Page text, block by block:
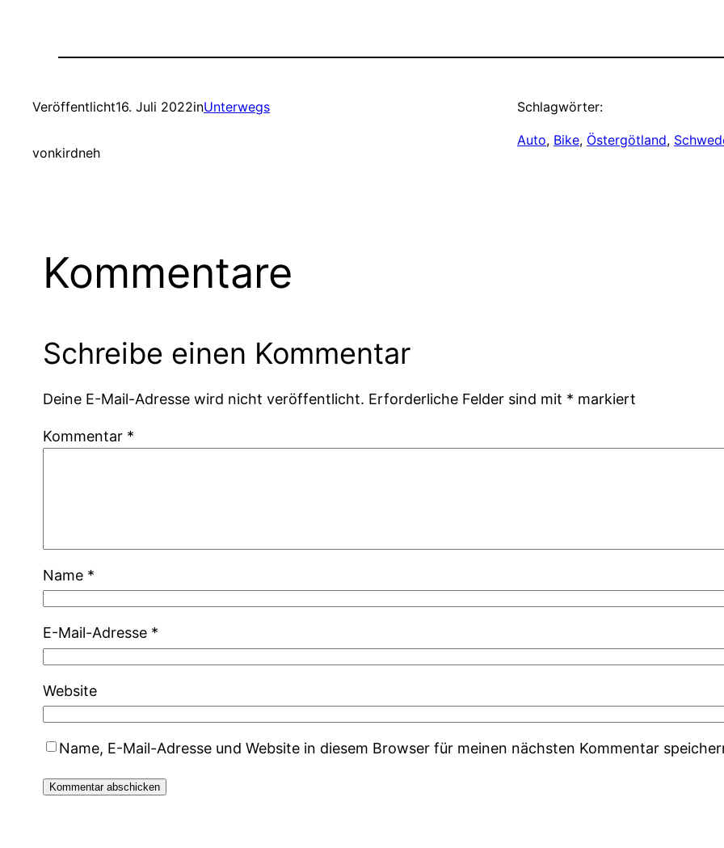
Veröffentlicht16. Juli 2022inUnterwegs
vonkirdneh
Schlagwörter:
Auto, Bike, Östergötland,
Kommentare
Schreibe einen Kommentar
Deine E-Mail-Adresse wird nicht veröffentlicht. Erforderliche Felder sind mit * markiert
Kommentar *
Name *
E-Mail-Adresse *
Website
Name, E-Mail-Adresse und Website in diesem Browser für meinen nächsten Kommentar